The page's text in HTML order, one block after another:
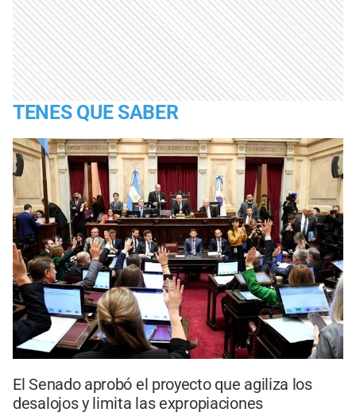
TENES QUE SABER
El Senado aprobó el proyecto que agiliza los
desalojos y limita las expropiaciones